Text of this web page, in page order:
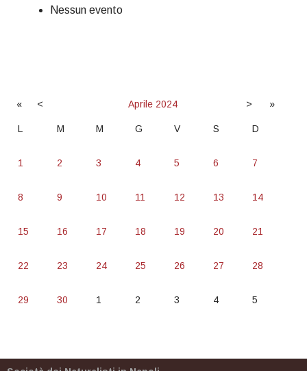
Nessun evento
« < Aprile 2024 > »
L M M G V S D
1 2 3 4 5 6 7
8 9 10 11 12 13 14
15 16 17 18 19 20 21
22 23 24 25 26 27 28
29 30 1 2 3 4 5